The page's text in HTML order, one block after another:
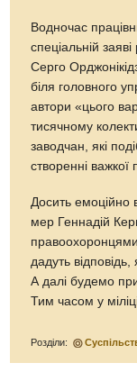
Водночас
спеціальній
Серго
біля головного
автори «цього
тисячному
заводчан, які
створенні важкої
Досить емоційно
мер Геннадій
дадуть
А далі будемо
Тим часом у
Розділи: